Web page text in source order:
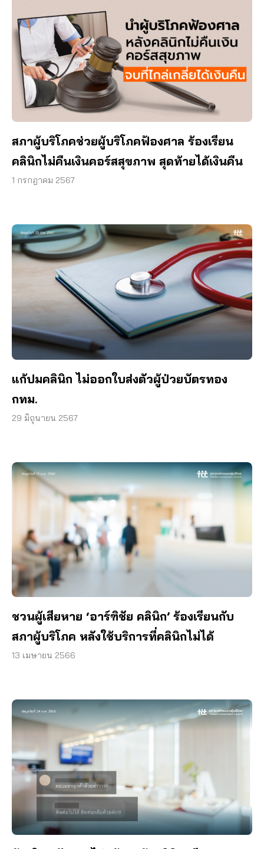
สภาผู้บริโภคช่วยผู้บริโภคฟ้องศาล ร้องเรียน
คลินิกไม่คืนเงินคอร์สสุขภาพ สุดท้ายได้เงินคืน
1 กรกฎาคม 2567
แก้ปมคลินิก ไม่ออกใบส่งตัวผู้ป่วยบัตรทอง
กทม.
29 มิถุนายน 2567
ชวนผู้เสียหาย ‘อาร์ฑิชัย คลินิก’ ร้องเรียนกับ
สภาผู้บริโภค หลังใช้บริการที่คลินิกไม่ได้
13 เมษายน 2566